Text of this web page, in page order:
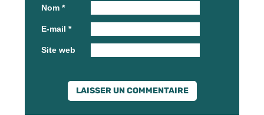
Nom *
E-mail *
Site web